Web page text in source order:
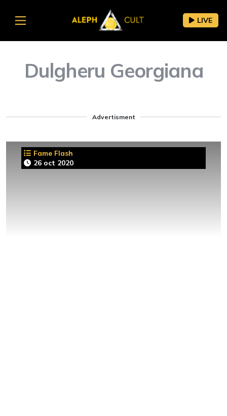
LIVE
Dulgheru Georgiana
Advertisment
Fame Flash
26 oct 2020